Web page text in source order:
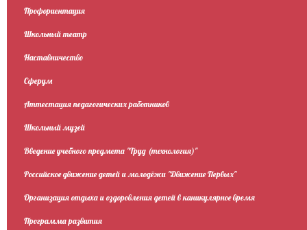
Профориентация
Школьный театр
Наставничество
Сферум
Аттестация педагогических работников
Школьный музей
Введение учебного предмета "Труд (технология)"
Российское движение детей и молодёжи "Движение Первых"
Организация отдыха и оздоровления детей в каникулярное время
Программа развития